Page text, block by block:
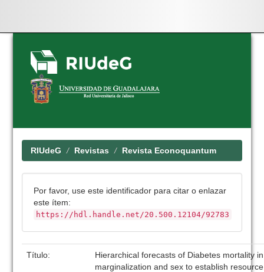
Skip
navigation
RIUdeG Revistas Revista Econoquantum
Por favor, use este identificador para citar o enlazar
este ítem:
https://hdl.handle.net/20.500.12104/92783
Título:
Hierarchical forecasts of Diabetes mortality
marginalization and sex to establish